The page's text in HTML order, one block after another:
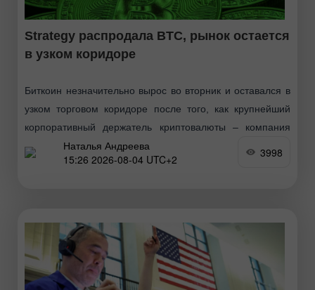
Strategy распродала BTC, рынок остается
в узком коридоре
Биткоин незначительно вырос во вторник и оставался в
узком торговом коридоре после того, как крупнейший
корпоративный держатель криптовалюты – компания
Strategy – раскрыла продажу части своих запасов. Рынок
сохранял осторожность
Наталья Андреева
15:26 2026-08-04 UTC+2
3998